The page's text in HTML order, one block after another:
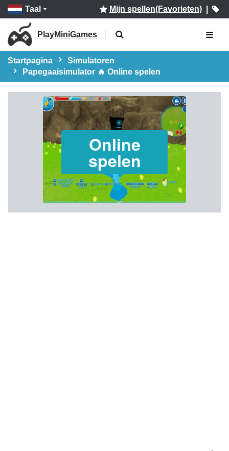
Taal Mijn spellen(Favorieten)|
PlayMiniGames
Startpagina
Simulatoren
Papegaaisimulator 🔥 Online spelen
Online
spelen